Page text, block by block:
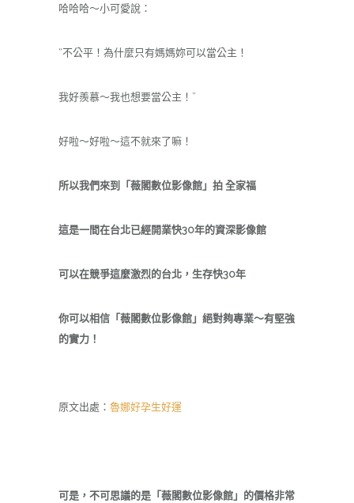
哈哈哈～小可愛說：
“不公平！為什麼只有媽媽妳可以當公主！
我好羨慕～我也想要當公主！”
好啦～好啦～這不就來了嘛！
所以我們來到 「 薇閣數位影像館 」 拍 全家福
這是一間在台北已經開業快30年的資深影像館
可以在競爭這麼激烈的台北，生存快30年
你可以相信 「 薇閣數位影像館 」絕對夠專業～有堅強
的實力！
原文出處： 魯娜好孕生好運
可是，不可思議的是 「 薇閣數位影像館 」的價格非常